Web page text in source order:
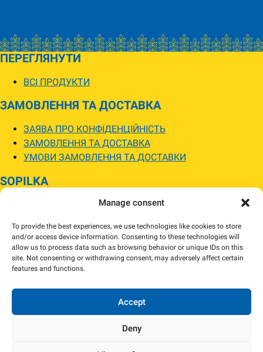
Manage consent
To provide the best experiences, we use technologies like cookies to store
and/or access device information. Consenting to these technologies will
allow us to process data such as browsing behavior or unique IDs on this
site. Not consenting or withdrawing consent, may adversely affect certain
features and functions.
Accept
Deny
ПЕРЕГЛЯНУТИ
ВСІ ПРОДУКТИ
ЗАМОВЛЕННЯ ТА ДОСТАВКА
ЗАЯВА ПРО КОНФІДЕНЦІЙНІСТЬ
ЗАМОВЛЕННЯ ТА ДОСТАВКА
УМОВИ ЗАМОВЛЕННЯ ТА ДОСТАВКИ
SOPILKA
МАГАЗИНИ SOPILKA
НОВИНИ
Зображення товарів на вебсайті можуть відрізнятися від їхнього
За потреби ми зв’яжемося та погодимо заміну.